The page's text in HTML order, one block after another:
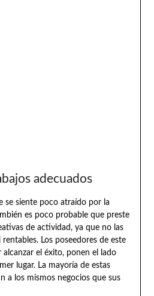
adecuados
se siente poco atraído por la
es poco probable que preste
de actividad, ya que no las
Los poseedores de este
el éxito, ponen el lado
lugar. La mayoría de estas
a los mismos negocios que sus